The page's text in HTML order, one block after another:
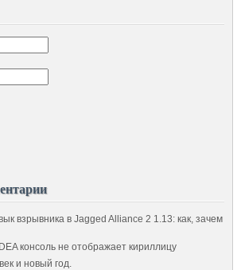
взрывника в Jagged Alliance 2 1.13: как, зачем
консоль не отображает кириллицу
и новый год.